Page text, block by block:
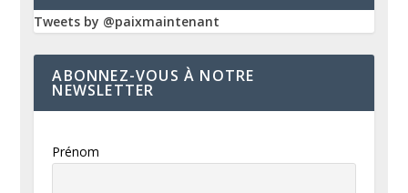
Tweets by @paixmaintenant
ABONNEZ-VOUS À NOTRE
NEWSLETTER
Prénom